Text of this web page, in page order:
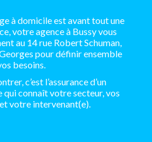
à domicile est avant tout une
votre agence à Bussy vous
au 14 rue Robert Schuman,
pour définir ensemble
besoins.
c’est l’assurance d’un
connaît votre secteur, vos
votre intervenant(e).